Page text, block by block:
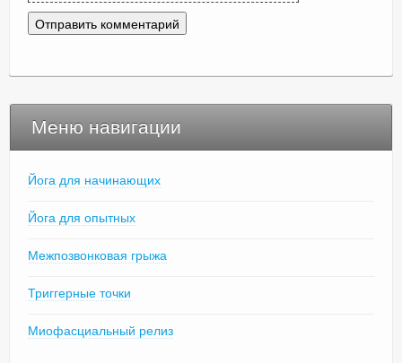
Меню навигации
Йога для начинающих
Йога для опытных
Межпозвонковая грыжа
Триггерные точки
Миофасциальный релиз